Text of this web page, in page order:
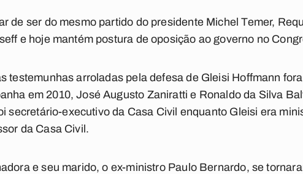
de ser do mesmo partido do presidente Michel Temer,
e hoje mantém postura de oposição ao governo no
testemunhas arroladas pela defesa de Gleisi Hoffmann
em 2010, José Augusto Zaniratti e Ronaldo da Silva
secretário-executivo da Casa Civil enquanto Gleisi era
da Casa Civil.
e seu marido, o ex-ministro Paulo Bernardo, se